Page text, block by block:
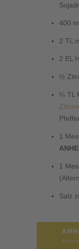
400
2 TL
2 EL
½
¼ TL
1
1
Salz